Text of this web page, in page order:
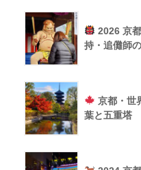
2026 京
持・追儺師
京都・世
葉と五重塔